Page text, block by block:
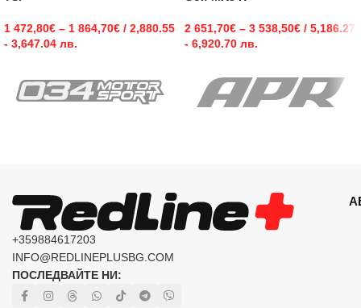
1 472,80€ – 1 864,70€ / 2,880.55
- 3,647.04 лв.
2 651,70€ – 3 538,50€ / 5,186.27
- 6,920.70 лв.
+359884617203
INFO@REDLINEPLUSBG.COM
ПОСЛЕДВАЙТЕ НИ: